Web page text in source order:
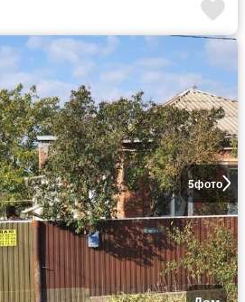
5фото